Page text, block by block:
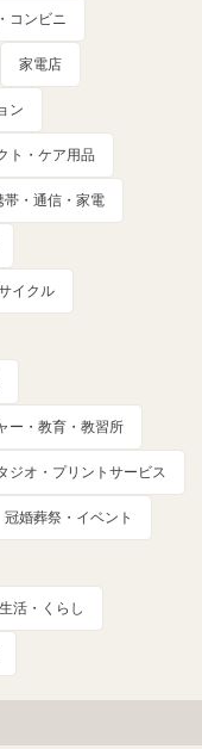
コンビニ
家電店
ン
ト・ケア用品
帯・通信・家電
イクル
ー・教育・教習所
ジオ・プリントサービス
冠婚葬祭・イベント
生活・くらし